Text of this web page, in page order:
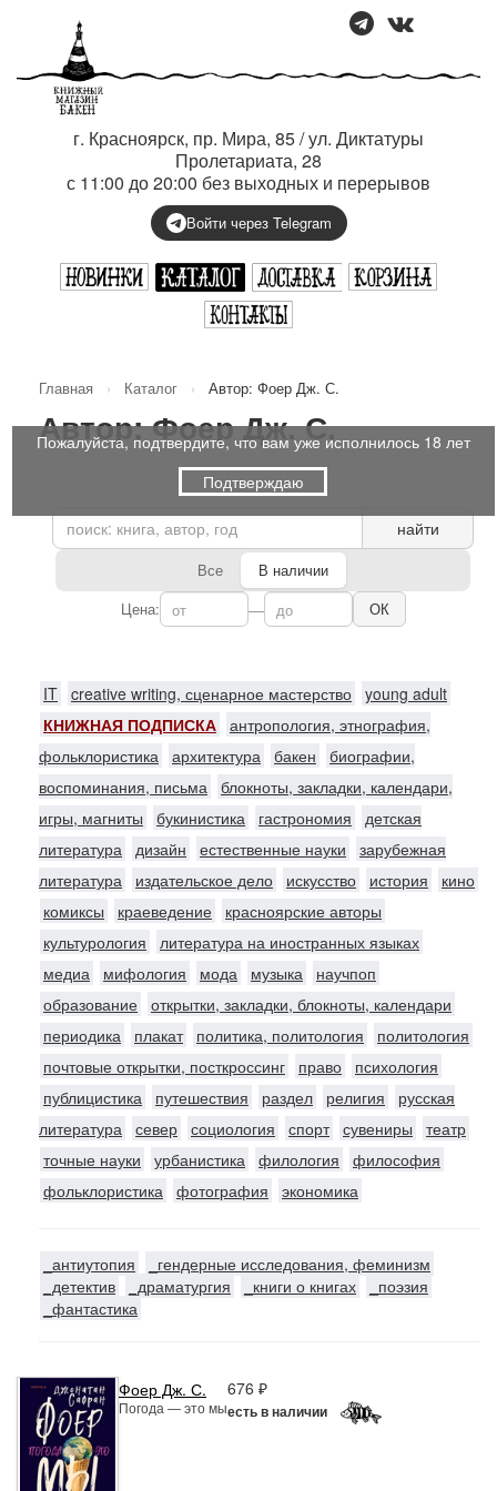
г. Красноярск, пр. Мира, 85 / ул. Диктатуры
Пролетариата, 28
с 11:00 до 20:00 без выходных и перерывов
Войти через Telegram
Главная › Каталог › Автор: Фоер Дж. С.
Автор: Фоер Дж. С.
найти
Все
В наличии
Цена:
— ОК
IT creative writing, сценарное мастерство young adult
КНИЖНАЯ ПОДПИСКА антропология, этнография,
фольклористика архитектура бакен
биографии,
воспоминания, письма блокноты, закладки, календари,
игры, магниты
букинистика гастрономия
детская
литература дизайн естественные науки
зарубежная
литература
издательское дело искусство история
кино
комиксы
краеведение
красноярские авторы
культурология
литература на иностранных языках
медиа
мифология мода музыка
научпоп
образование открытки, закладки, блокноты, календари
периодика
плакат политика, политология
политология
почтовые открытки, посткроссинг
право
психология
публицистика
путешествия раздел религия
русская
литература север социология спорт сувениры
театр
точные науки
урбанистика филология
философия
фольклористика фотография экономика
_антиутопия
_гендерные исследования, феминизм
_детектив
_драматургия _книги о книгах
_поэзия
_фантастика
Фоер Дж. С.
Погода — это мы
676 ₽
есть в наличии
Пожалуйста, подтвердите, что вам уже исполнилось 18 лет
Подтверждаю